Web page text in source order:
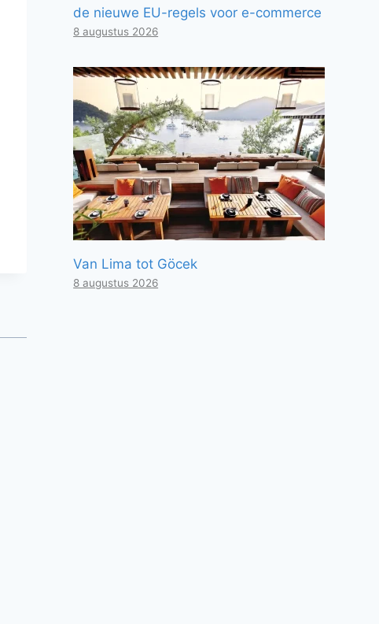
de nieuwe EU-regels voor e-commerce
8 augustus 2026
Van Lima tot Göcek
8 augustus 2026